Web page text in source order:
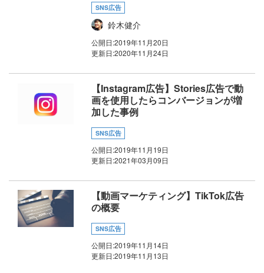
SNS広告
鈴木健介
公開日:2019年11月20日
更新日:2020年11月24日
【Instagram広告】Stories広告で動
画を使用したらコンバージョンが増
加した事例
SNS広告
公開日:2019年11月19日
更新日:2021年03月09日
【動画マーケティング】TikTok広告
の概要
SNS広告
公開日:2019年11月14日
更新日:2019年11月13日